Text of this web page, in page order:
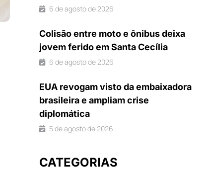
6 de agosto de 2026
Colisão entre moto e ônibus deixa
jovem ferido em Santa Cecília
6 de agosto de 2026
EUA revogam visto da embaixadora
brasileira e ampliam crise
diplomática
5 de agosto de 2026
CATEGORIAS